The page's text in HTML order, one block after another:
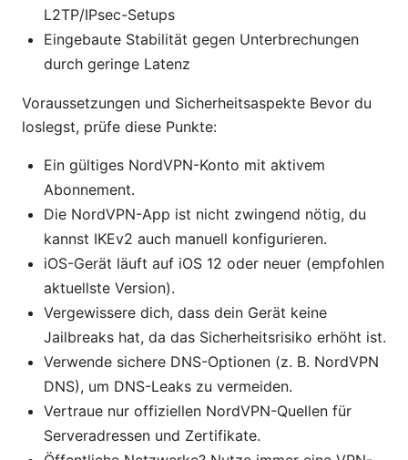
L2TP/IPsec-Setups
Eingebaute Stabilität gegen Unterbrechungen
durch geringe Latenz
Voraussetzungen und Sicherheitsaspekte Bevor du
loslegst, prüfe diese Punkte:
Ein gültiges NordVPN-Konto mit aktivem
Abonnement.
Die NordVPN-App ist nicht zwingend nötig, du
kannst IKEv2 auch manuell konfigurieren.
iOS-Gerät läuft auf iOS 12 oder neuer (empfohlen
aktuellste Version).
Vergewissere dich, dass dein Gerät keine
Jailbreaks hat, da das Sicherheitsrisiko erhöht ist.
Verwende sichere DNS-Optionen (z. B. NordVPN
DNS), um DNS-Leaks zu vermeiden.
Vertraue nur offiziellen NordVPN-Quellen für
Serveradressen und Zertifikate.